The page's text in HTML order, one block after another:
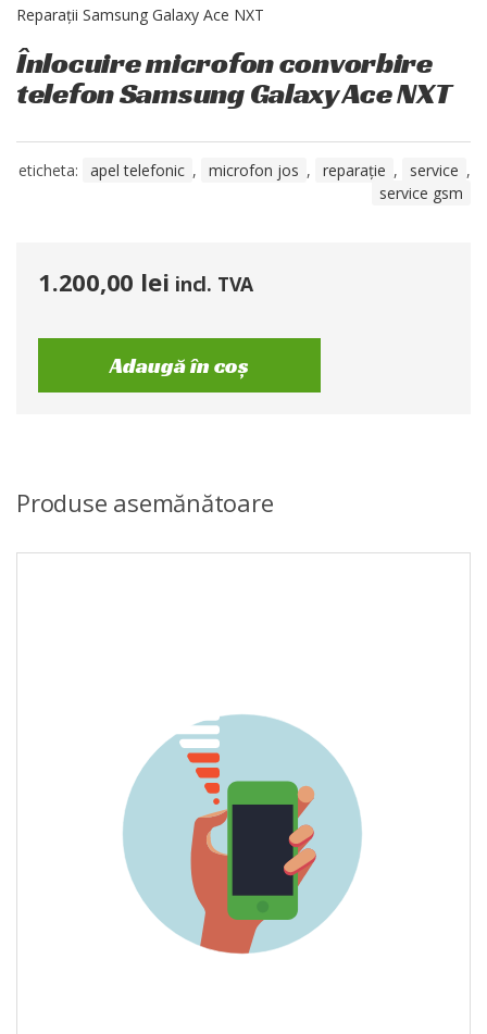
Reparații Samsung Galaxy Ace NXT
Înlocuire microfon convorbire
telefon Samsung Galaxy Ace NXT
eticheta: apel telefonic , microfon jos , reparație , service ,
service gsm
1.200,00 lei incl. TVA
Adaugă în coș
Produse asemănătoare